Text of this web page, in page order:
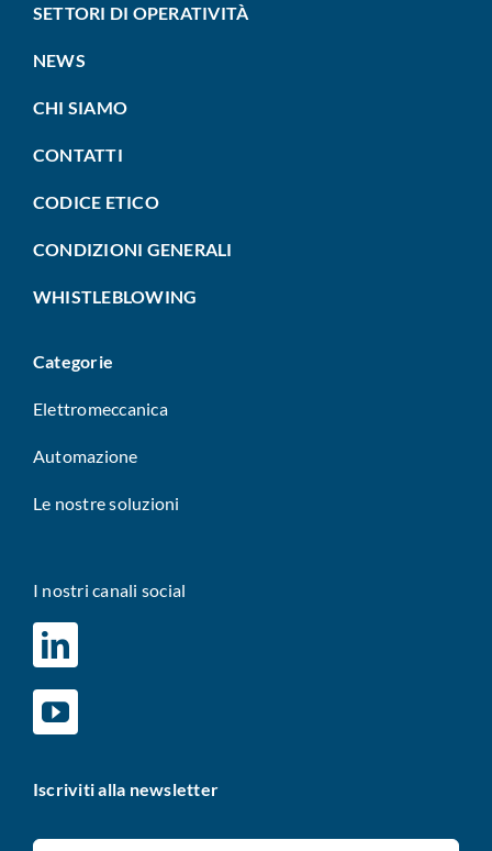
SETTORI DI OPERATIVITÀ
NEWS
CHI SIAMO
CONTATTI
CODICE ETICO
CONDIZIONI GENERALI
WHISTLEBLOWING
Categorie
Elettromeccanica
Automazione
Le nostre soluzioni
I nostri canali social
Iscriviti alla newsletter